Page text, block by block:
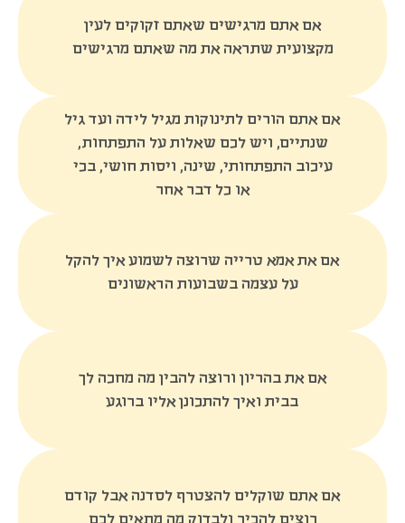
אם אתם מרגישים שאתם זקוקים לעין
מקצועית שתראה את מה שאתם מרגישים
אם אתם הורים לתינוקות מגיל לידה ועד גיל
שנתיים, ויש לכם שאלות על התפתחות,
עיכוב התפתחותי, שינה, ויסות חושי, בכי
או כל דבר אחר
אם את אמא טרייה שרוצה לשמוע איך להקל
על עצמה בשבועות הראשונים
אם את בהריון ורוצה להבין מה מחכה לך
בבית ואיך להתכונן אליו ברוגע
אם אתם שוקלים להצטרף לסדנה אבל קודם
רוצים להכיר ולבדוק מה מתאים לכם